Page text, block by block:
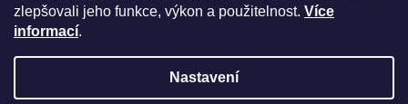
zlepšovali jeho funkce, výkon a použitelnost. Více
informací.
Nastavení